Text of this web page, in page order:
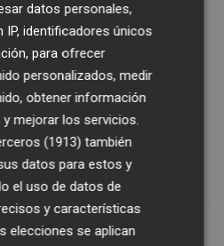
Eclèctic continúa
un espacio de
escenas y formas
apostando por
priorizan la
y el cruce de
datos personales,
identificadores únicos
para ofrecer
personalizados, medir
obtener información
y mejorar los servicios.
(1913) también
datos para estos y
el uso de datos de
y características
elecciones se aplican